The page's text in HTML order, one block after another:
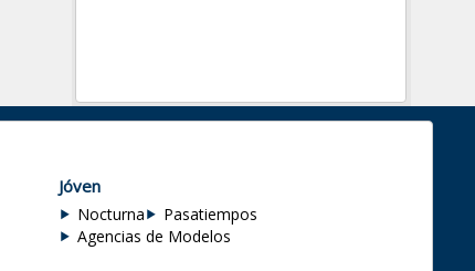
Jóven
Nocturna
Pasatiempos
Agencias de Modelos